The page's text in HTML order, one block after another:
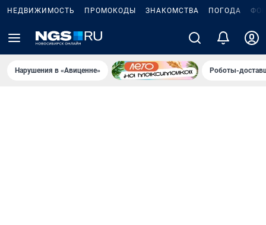
НЕДВИЖИМОСТЬ ПРОМОКОДЫ ЗНАКОМСТВА ПОГОДА
Нарушения в «Авиценне» Роботы-